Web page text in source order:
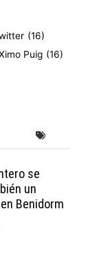
(16)
Puig (16)
se
un
Benidorm